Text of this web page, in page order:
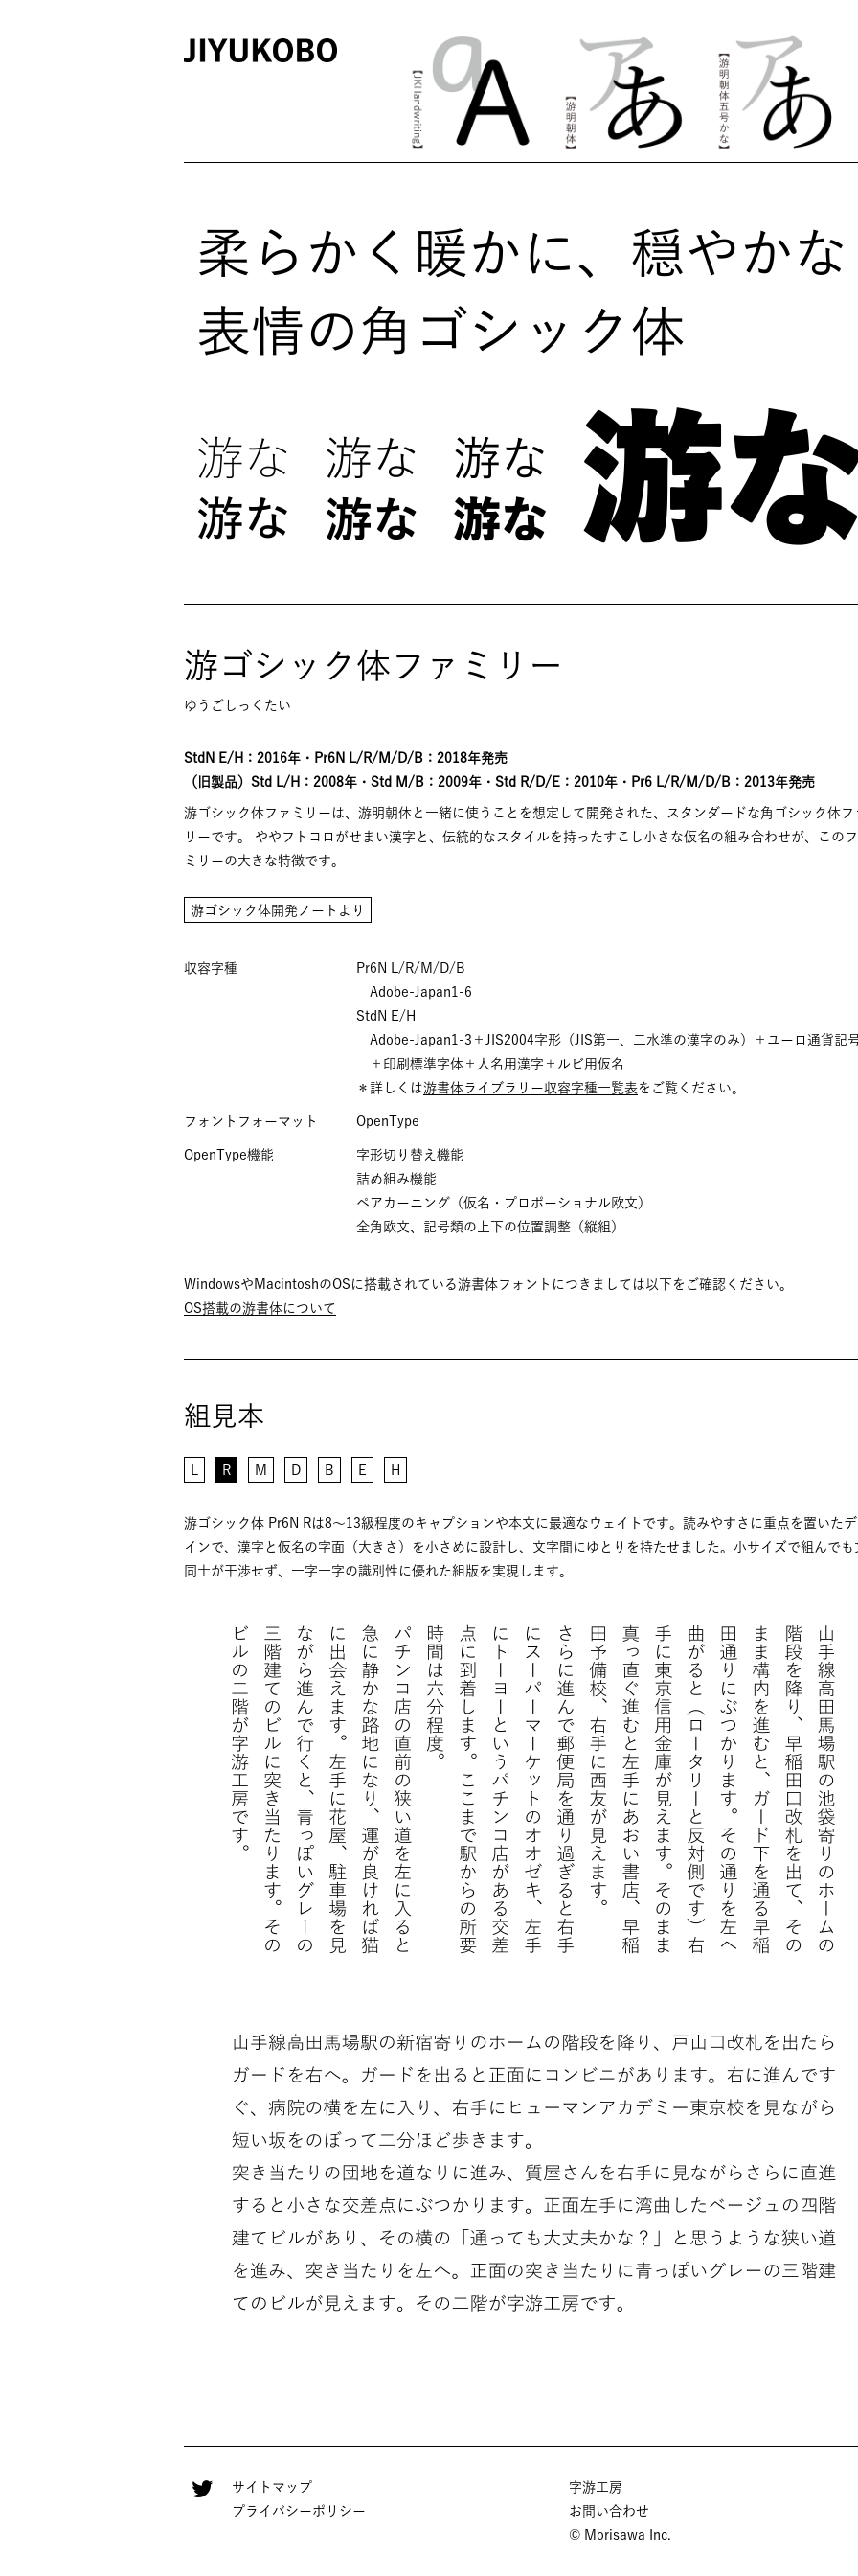
游ゴシック体ファミリー
ゆうごしっくたい
StdN E/H：2016年・Pr6N L/R/M/D/B：2018年発売
（旧製品）Std L/H：2008年・Std M/B：2009年・Std R/D/E：2010年・Pr6 L/R/M/D/B：2013年発売
游ゴシック体ファミリーは、游明朝体と一緒に使うことを想定して開発された、スタンダードな角ゴシック体フ
リーです。 ややフトコロがせまい漢字と、伝統的なスタイルを持ったすこし小さな仮名の組み合わせが、この
ミリーの大きな特徴です。
游ゴシック体開発ノートより
収容字種
Pr6N L/R/M/D/B
Adobe-Japan1-6
StdN E/H
Adobe-Japan1-3＋JIS2004字形（JIS第一、二水準の漢字のみ）＋ユーロ通貨記
＋印刷標準字体＋人名用漢字＋ルビ用仮名
＊詳しくは游書体ライブラリー収容字種一覧表をご覧ください。
フォントフォーマット OpenType
OpenType機能
字形切り替え機能
詰め組み機能
ペアカーニング（仮名・プロポーショナル欧文）
全角欧文、記号類の上下の位置調整（縦組）
WindowsやMacintoshのOSに搭載されている游書体フォントにつきましては以下をご確認ください。
OS搭載の游書体について
組見本
R M D B E H
游ゴシック体 Pr6N Rは8〜13級程度のキャプションや本文に最適なウェイトです。読みやすさに重点を置いた
インで、漢字と仮名の字面（大きさ）を小さめに設計し、文字間にゆとりを持たせました。小サイズで組んでも
同士が干渉せず、一字一字の識別性に優れた組版を実現します。
サイトマップ
プライバシーポリシー
字游工房
お問い合わせ
© Morisawa Inc.